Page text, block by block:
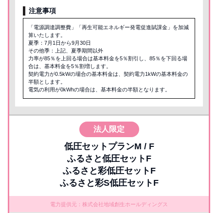
注意事項
「電源調達調整費」「再生可能エネルギー発電促進賦課金」を加減
算いたします。
夏季：7月1日から9月30日
その他季：上記、夏季期間以外
力率が85％を上回る場合は基本料金を5％割引し、85％を下回る場
合は、基本料金を5％割増します。
契約電力が0.5kWの場合の基本料金は、契約電力1kWの基本料金の
半額とします。
電気の利用が0kWhの場合は、基本料金の半額となります。
低圧セットプランM / F
ふるさと低圧セットF
ふるさと彩低圧セットF
ふるさと彩S低圧セットF
電力提供元：株式会社地域創生ホールディングス
法人限定